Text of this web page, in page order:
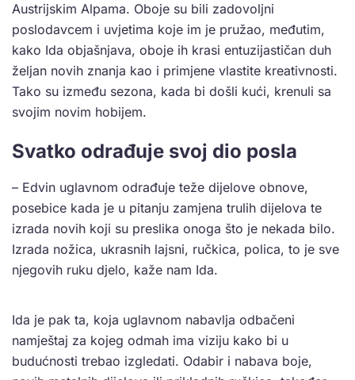
Austrijskim Alpama. Oboje su bili zadovoljni
poslodavcem i uvjetima koje im je pružao, međutim,
kako Ida objašnjava, oboje ih krasi entuzijastičan duh
željan novih znanja kao i primjene vlastite kreativnosti.
Tako su između sezona, kada bi došli kući, krenuli sa
svojim novim hobijem.
Svatko odrađuje svoj dio posla
– Edvin uglavnom odrađuje teže dijelove obnove,
posebice kada je u pitanju zamjena trulih dijelova te
izrada novih koji su preslika onoga što je nekada bilo.
Izrada nožica, ukrasnih lajsni, ručkica, polica, to je sve
njegovih ruku djelo, kaže nam Ida.
Ida je pak ta, koja uglavnom nabavlja odbačeni
namještaj za kojeg odmah ima viziju kako bi u
budućnosti trebao izgledati. Odabir i nabava boje,